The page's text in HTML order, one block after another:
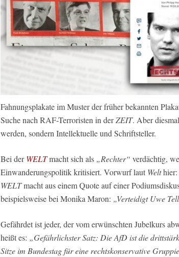
Fahnungsplakate im Muster der früher bekannten
Suche nach RAF-Terroristen in derZEIT. Aber
werden, sondern Intellektuelle und Schriftsteller.
Bei derWELTmacht sich als „Rechter“ verdächtig,
Einwanderungspolitik kritisiert. Vorwurf laut Welthier:
WELTmacht aus einem Quote auf einer
beispielsweise bei Monika Maron: „Verteidigt Uwe
Gefährdet ist jeder, der vom erwünschten Jubelkurs
heißt es: „Gefährlichster Satz: Die AfD ist die
Sitze im Bundestag für eine rechtskonservative